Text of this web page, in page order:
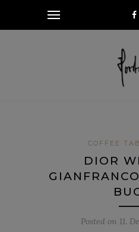
COFFEE
DIOR
Posted on 11.